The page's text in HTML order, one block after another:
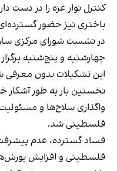
کنترل نوار غزه را در دست
باختری نیز حضور
در نشست شورای مرکزی
چهارشنبه و پنج‌شنبه
این تشکیلات بدون
نخستین بار به طور
واگذاری سلاح‌ها و
فلسطینی شد.
فساد گسترده، عدم
فلسطینی و افزایش